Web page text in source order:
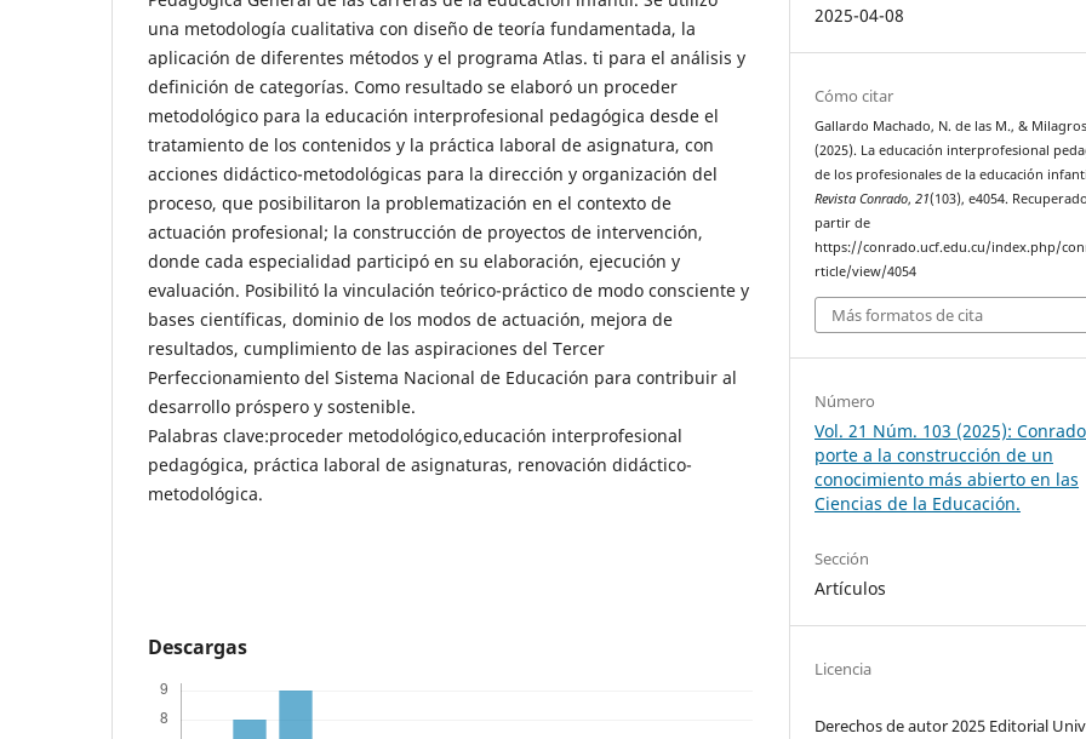
una metodología cualitativa con diseño de teoría fundamentada, la
aplicación de diferentes métodos y el programa Atlas. ti para el análisis y
definición de categorías. Como resultado se elaboró un proceder
metodológico para la educación interprofesional pedagógica desde el
tratamiento de los contenidos y la práctica laboral de asignatura, con
acciones didáctico-metodológicas para la dirección y organización del
proceso, que posibilitaron la problematización en el contexto de
actuación profesional; la construcción de proyectos de intervención,
donde cada especialidad participó en su elaboración, ejecución y
evaluación. Posibilitó la vinculación teórico-práctico de modo consciente y
bases científicas, dominio de los modos de actuación, mejora de
resultados, cumplimiento de las aspiraciones del Tercer
Perfeccionamiento del Sistema Nacional de Educación para contribuir al
desarrollo próspero y sostenible.
Palabras clave:proceder metodológico,educación interprofesional
pedagógica, práctica laboral de asignaturas, renovación didáctico-
metodológica.
Descargas
2025-04-08
Cómo citar
Gallardo Machado, N. de las M., &
(2025). La educación interprofesional
de los profesionales de la educación
Revista Conrado,21(103), e4054.
partir de
https://conrado.ucf.edu.cu/index.php/
rticle/view/4054
Más formatos de cita
Número
Vol. 21 Núm. 103 (2025):
porte a la construcción de un
conocimiento más abierto en las
Ciencias de la Educación.
Sección
Artículos
Licencia
Derechos de autor 2025 Editorial